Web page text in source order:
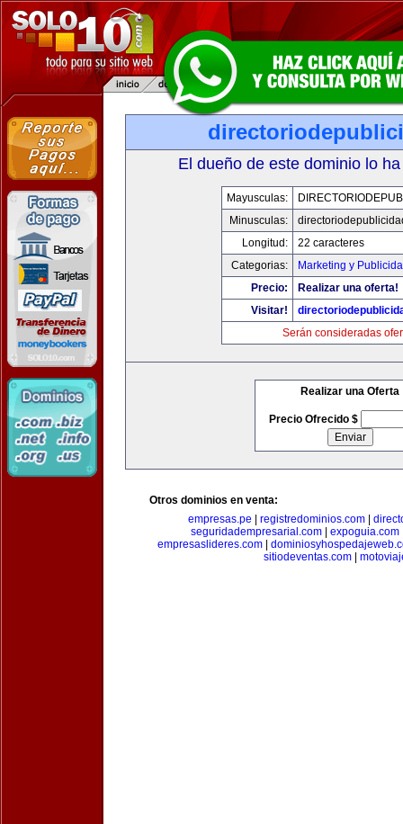
El dueño de este dominio lo
Mayusculas:
Minusculas:
Longitud:
22 caracteres
Categorias:
Marketing y
Precio:
Realizar una oferta!
Visitar!
Serán consideradas
Realizar una Oferta
Precio Ofrecido $
Otros dominios en venta:
empresas.pe
registredominios.com
seguridadempresarial.com
expoguia.com
empresaslideres.com|
sitiodeventas.com